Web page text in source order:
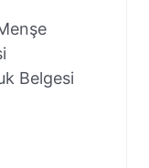
Belgesi